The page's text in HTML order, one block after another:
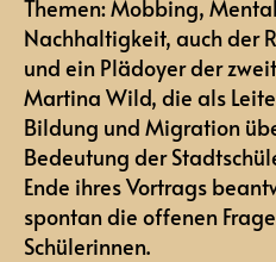
Themen: Mobbing,
Nachhaltigkeit, auch der
und ein Plädoyer der
Martina Wild, die als
Bildung und Migration
Bedeutung der
Ende ihres Vortrags
spontan die offenen
Schülerinnen.